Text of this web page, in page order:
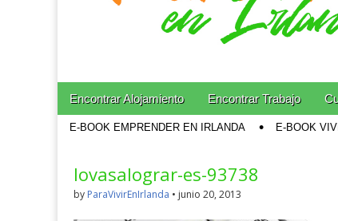
Main menu
Skip to content
Encontrar Alojamiento Encontrar Trabajo
E-BOOK EMPRENDER EN IRLANDA E-BOOK
lovasalograr-es-93738
by ParaVivirEnIrlanda • junio 20, 2013